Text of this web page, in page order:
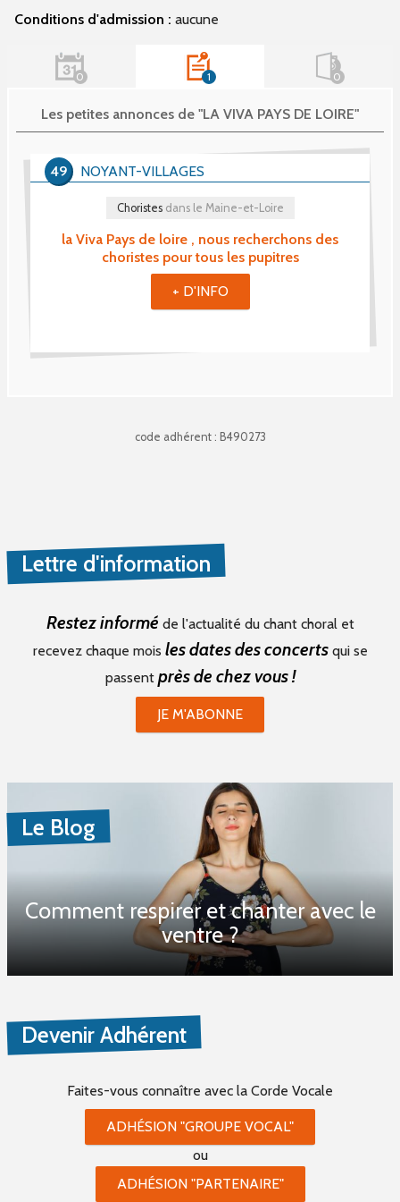
Conditions d'admission : aucune
0 1
Les petites annonces de "LA VIVA PAYS DE LOIRE"
la Viva Pays de loire , nous recherchons des
choristes pour tous les pupitres
Choristesdans le Maine-et-Loire
NOYANT-VILLAGES
49
+ D'INFO
0
code adhérent : B490273
Lettre d'information
Restez informé de l'actualité du chant choral et
recevez chaque mois les dates des concertsqui se
passent près de chez vous !
JE M'ABONNE
Le Blog
Comment respirer et chanter avec le
ventre ?
Devenir Adhérent
Faites-vous connaître avec la Corde Vocale
ADHÉSION "GROUPE VOCAL"
ou
ADHÉSION "PARTENAIRE"